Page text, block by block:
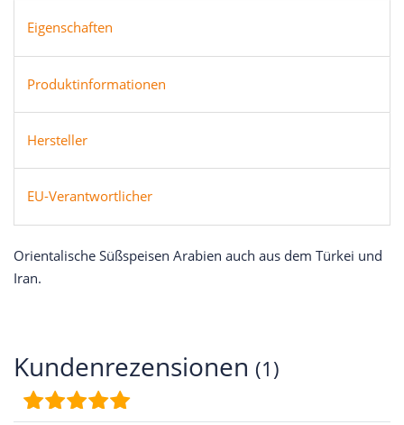
Eigenschaften
Produktinformationen
Hersteller
EU-Verantwortlicher
Orientalische Süßspeisen Arabien auch aus dem Türkei und
Iran.
Kundenrezensionen (1)